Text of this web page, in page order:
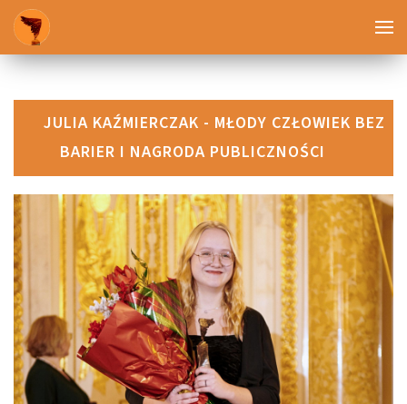
JULIA KAŹMIERCZAK - MŁODY CZŁOWIEK BEZ
BARIER I NAGRODA PUBLICZNOŚCI